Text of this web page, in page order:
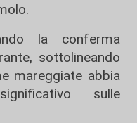
la conferma
sottolineando
mareggiate abbia
sulle